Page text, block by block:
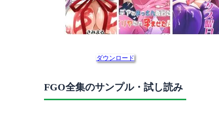
ダウンロード
FGO全集のサンプル・試し読み